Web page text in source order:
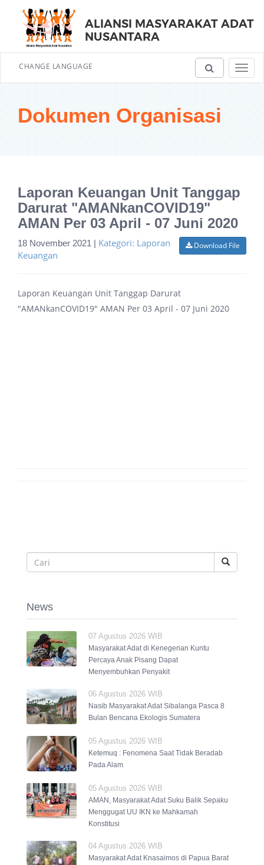
ALIANSI MASYARAKAT ADAT
NUSANTARA
CHANGE LANGUAGE
Dokumen Organisasi
Laporan Keuangan Unit Tanggap
Darurat "AMANkanCOVID19"
AMAN Per 03 April - 07 Juni 2020
Download File
18 November 2021 | Kategori: Laporan
Keuangan
Laporan Keuangan Unit Tanggap Darurat
"AMANkanCOVID19" AMAN Per 03 April - 07 Juni 2020
News
07 Agustus 2026 WIB
Masyarakat Adat di Kenegerian Kuntu
Percaya Anak Pisang Dapat
Menyembuhkan Penyakit
06 Agustus 2026 WIB
Nasib Masyarakat Adat Sibalanga Pasca 8
Bulan Bencana Ekologis Sumatera
05 Agustus 2026 WIB
Ketemuq : Fenomena Saat Tidak Beradab
Pada Alam
05 Agustus 2026 WIB
AMAN, Masyarakat Adat Suku Balik Sepaku
Menggugat UU IKN ke Mahkamah
Konstitusi
04 Agustus 2026 WIB
Masyarakat Adat Knasaimos di Papua Barat